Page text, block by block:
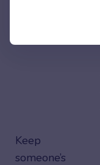
Keep
someone’s